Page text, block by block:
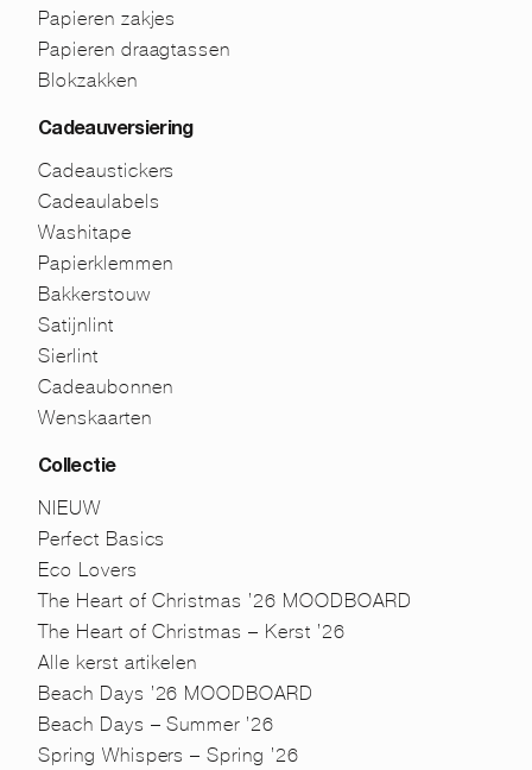
Papieren zakjes
Papieren draagtassen
Blokzakken
Cadeauversiering
Cadeaustickers
Cadeaulabels
Washitape
Papierklemmen
Bakkerstouw
Satijnlint
Sierlint
Cadeaubonnen
Wenskaarten
Collectie
NIEUW
Perfect Basics
Eco Lovers
The Heart of Christmas ’26 MOODBOARD
The Heart of Christmas – Kerst ’26
Alle kerst artikelen
Beach Days ’26 MOODBOARD
Beach Days – Summer ’26
Spring Whispers – Spring ’26